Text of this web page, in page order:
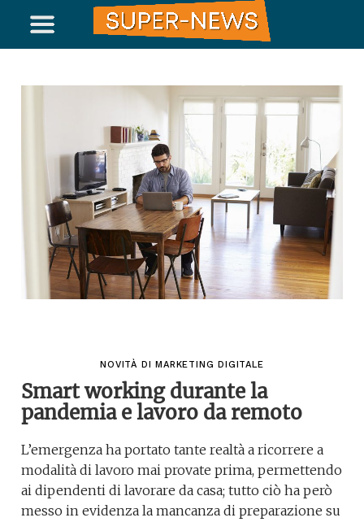
NOVITÀ DI MARKETING DIGITALE
Smart working durante la
pandemia e lavoro da remoto
L’emergenza ha portato tante realtà a ricorrere a
modalità di lavoro mai provate prima, permettendo
ai dipendenti di lavorare da casa; tutto ciò ha però
messo in evidenza la mancanza di preparazione su